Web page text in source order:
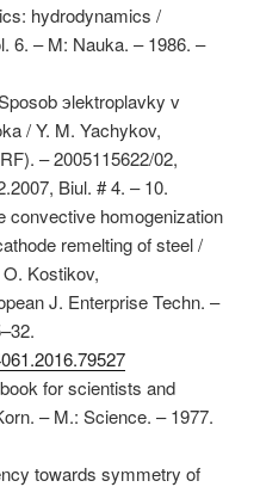
hydrodynamics /
6. – M: Nauka. – 1986. –
эlektroplavky v
/ Y. M. Yachykov,
– 2005115622/02,
Biul. # 4. – 10.
convective homogenization
remelting of steel /
Kostikov,
J. Enterprise Techn. –
for scientists and
– M.: Science. – 1977.
towards symmetry of